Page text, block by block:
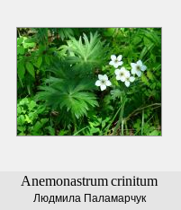
Anemonastrumcrinitum
Людмила Паламарчук